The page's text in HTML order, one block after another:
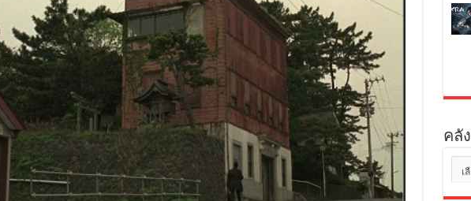
คลั
เก็บ